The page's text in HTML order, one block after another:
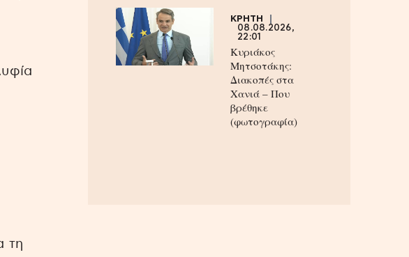
τη
ΚΡΗΤΗ
08.08.2026,
22:01
Κυριάκος
Μητσοτάκης:
Διακοπές στα
Χανιά – Που
βρέθηκε
(φωτογραφία)